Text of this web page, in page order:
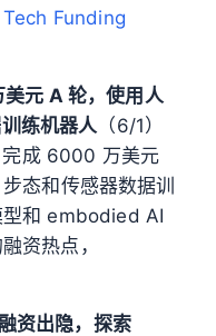
Tech Funding
元 A 轮，使用人
练机器人 （6/1）
成 6000 万美元
态和传感器数据训
型和 embodied AI
资热点，
资出隐，探索